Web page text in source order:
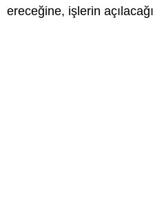
ereceğine, işlerin